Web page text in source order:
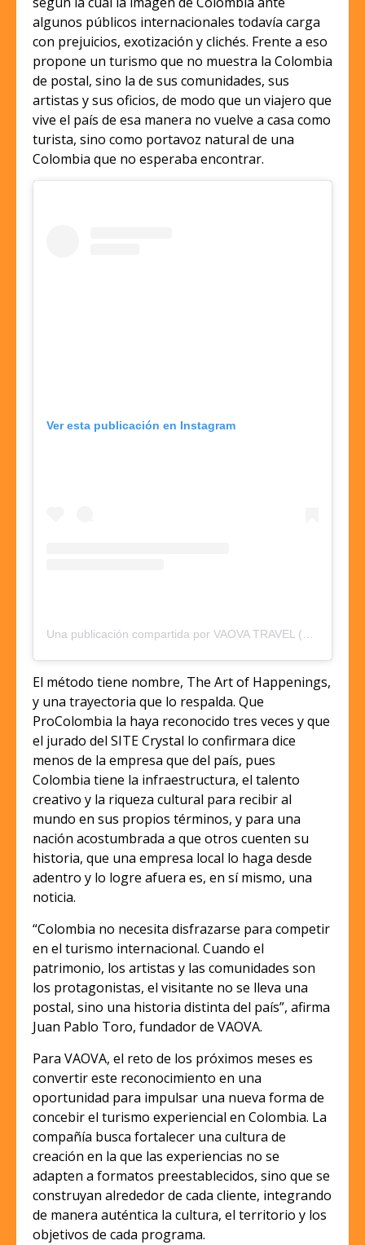
algunos públicos internacionales todavía carga
con prejuicios, exotización y clichés. Frente a eso
propone un turismo que no muestra la Colombia
de postal, sino la de sus comunidades, sus
artistas y sus oficios, de modo que un viajero que
vive el país de esa manera no vuelve a casa como
turista, sino como portavoz natural de una
Colombia que no esperaba encontrar.
Ver esta publicación en Instagram
El método tiene nombre, The Art of Happenings,
y una trayectoria que lo respalda. Que
ProColombia la haya reconocido tres veces y que
el jurado del SITE Crystal lo confirmara dice
menos de la empresa que del país, pues
Colombia tiene la infraestructura, el talento
creativo y la riqueza cultural para recibir al
mundo en sus propios términos, y para una
nación acostumbrada a que otros cuenten su
historia, que una empresa local lo haga desde
adentro y lo logre afuera es, en sí mismo, una
noticia.
“Colombia no necesita disfrazarse para competir
en el turismo internacional. Cuando el
patrimonio, los artistas y las comunidades son
los protagonistas, el visitante no se lleva una
postal, sino una historia distinta del país”, afirma
Juan Pablo Toro, fundador de VAOVA.
Para VAOVA, el reto de los próximos meses es
convertir este reconocimiento en una
oportunidad para impulsar una nueva forma de
concebir el turismo experiencial en Colombia. La
compañía busca fortalecer una cultura de
creación en la que las experiencias no se
adapten a formatos preestablecidos, sino que se
construyan alrededor de cada cliente, integrando
de manera auténtica la cultura, el territorio y los
objetivos de cada programa.